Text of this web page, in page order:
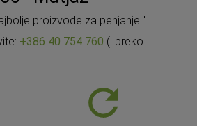
proizvode za penjanje!"
+386 40 754 760 (i preko